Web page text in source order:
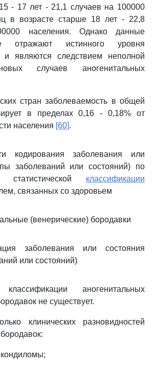
- 17 лет - 21,1 случаев на 100000
в возрасте старше 18 лет - 22,8
населения. Однако данные
отражают истинного уровня
и являются следствием неполной
случаев аногенитальных
стран заболеваемость в общей
в пределах 0,16 - 0,18% от
населения [60].
кодирования заболевания или
заболеваний или состояний) по
статистической классификации
связанных со здоровьем
(венерические) бородавки
заболевания или состояния
или состояний)
аногенитальных
не существует.
клинических разновидностей